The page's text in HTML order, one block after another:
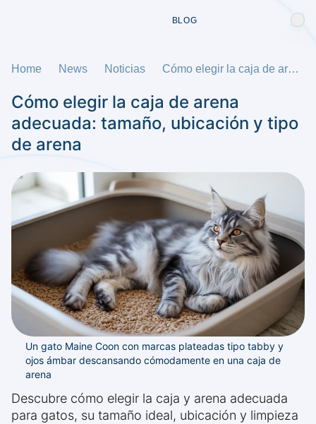
BLOG
Home News Noticias Cómo elegir la caja de arena adecuada: tamaño, ubicación y tipo de arena
Cómo elegir la caja de arena
adecuada: tamaño, ubicación y tipo
de arena
Un gato Maine Coon con marcas plateadas tipo tabby y
ojos ámbar descansando cómodamente en una caja de
arena
Descubre cómo elegir la caja y arena adecuada
para gatos, su tamaño ideal, ubicación y limpieza